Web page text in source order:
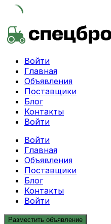
Skip
to
Войти
Главная
Объявления
Поставщики
Блог
Контакты
Войти
Войти
Главная
Объявления
Поставщики
Блог
Контакты
Войти
Разместить объявление